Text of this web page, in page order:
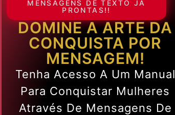
MENSAGENS DE TEXTO JÁ
PRONTAS!!
DOMINE A ARTE DA
CONQUISTA POR
MENSAGEM!
Tenha Acesso A Um Manual
Para Conquistar Mulheres
Através De Mensagens De